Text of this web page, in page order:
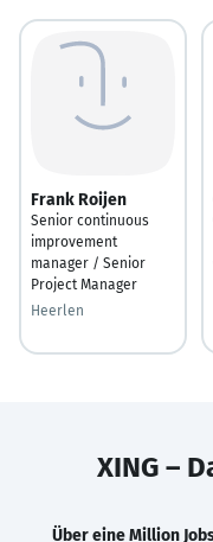
Frank Roijen
Senior continuous
improvement
manager / Senior
Project Manager
Heerlen
XING –
Über eine Million